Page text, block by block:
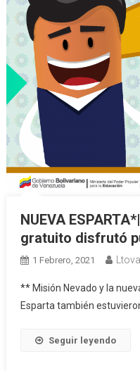
NUEVA
gratuito disfrutó
1 Febrero, 2021
** Misión Nevado y la
Esparta también
Seguir leyendo